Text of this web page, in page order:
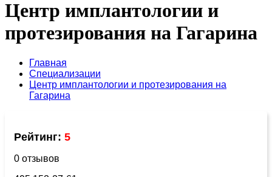
Центр имплантологии и
протезирования на Гагарина
Главная
Специализации
Центр имплантологии и протезирования на
Гагарина
Рейтинг: 5
0 отзывов